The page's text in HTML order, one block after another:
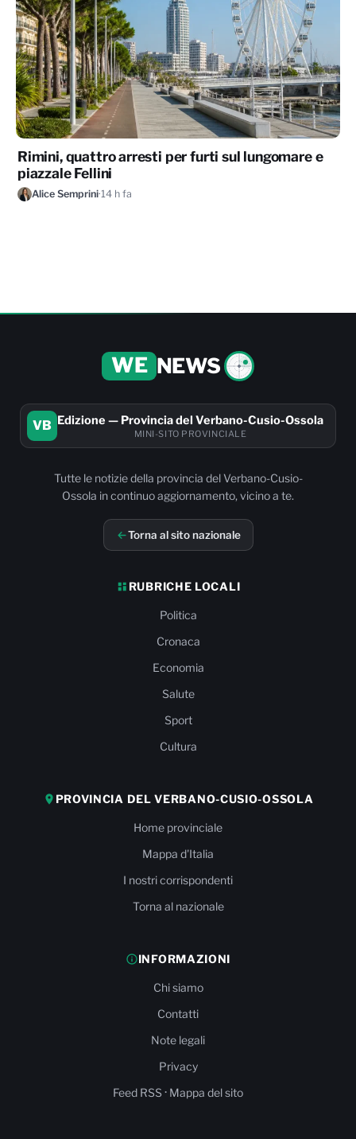
Rimini, quattro arresti per furti sul lungomare e
piazzale Fellini
Alice Semprini·14 h fa
WE NEWS
VB Edizione — Provincia del Verbano-Cusio-Ossola
MINI-SITO PROVINCIALE
Tutte le notizie della provincia del Verbano-Cusio-
Ossola in continuo aggiornamento, vicino a te.
Torna al sito nazionale
RUBRICHE LOCALI
Politica
Cronaca
Economia
Salute
Sport
Cultura
PROVINCIA DEL VERBANO-CUSIO-OSSOLA
Home provinciale
Mappa d'Italia
I nostri corrispondenti
Torna al nazionale
INFORMAZIONI
Chi siamo
Contatti
Note legali
Privacy
Feed RSS· Mappa del sito